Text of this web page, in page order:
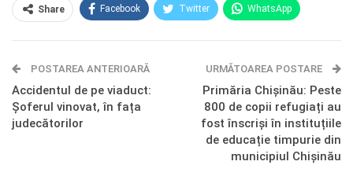
Share Facebook Twitter WhatsApp
Telegram OK.ru
POSTAREA ANTERIOARĂ
Accidentul de pe viaduct:
Șoferul vinovat, în fața
judecătorilor
URMĂTOAREA POSTARE
Primăria Chișinău: Peste
800 de copii refugiați au
fost înscriși în instituțiile
de educație timpurie din
municipiul Chișinău